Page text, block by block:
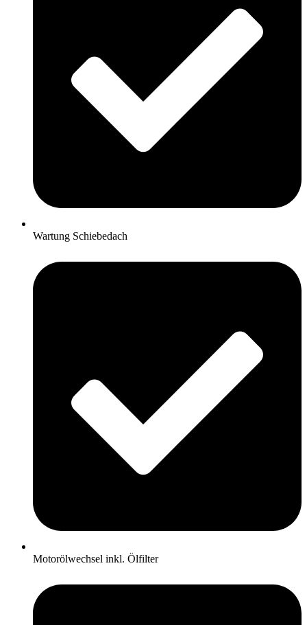
Wartung Schiebedach
Motorölwechsel inkl. Ölfilter